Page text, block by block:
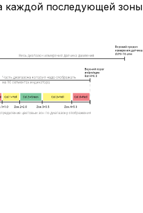
каждой последующей